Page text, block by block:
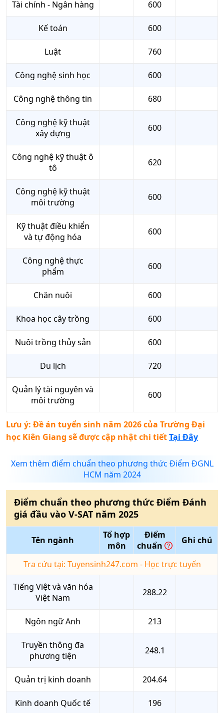
Tài chính - Ngân hàng 600
Kế toán 600
Luật 760
Công nghệ sinh học 600
Công nghệ thông tin 680
Công nghệ kỹ thuật
xây dựng
600
Công nghệ kỹ thuật ô
tô
620
Công nghệ kỹ thuật
môi trường
600
Kỹ thuật điều khiển
và tự động hóa
600
Công nghệ thực
phẩm
600
Chăn nuôi 600
Khoa học cây trồng 600
Nuôi trồng thủy sản 600
Du lịch 720
Quản lý tài nguyên và
môi trường
600
Lưu ý: Đề án tuyển sinh năm 2026 của Trường Đại
học Kiên Giang sẽ được cập nhật chi tiếtTại Đây
Xem thêm điểm chuẩn theo phương thức Điểm ĐGNL
HCM năm 2024
Điểm chuẩn theo phương thức Điểm Đánh
giá đầu vào V-SAT năm 2025
Tên ngành
Tổ hợp
môn
Điểm
chuẩn
Ghi chú
Tra cứu tại: Tuyensinh247.com - Học trực tuyến
Tiếng Việt và văn hóa
Việt Nam
288.22
Ngôn ngữ Anh 213
Truyền thông đa
phương tiện
248.1
Quản trị kinh doanh 204.64
Kinh doanh Quốc tế 196